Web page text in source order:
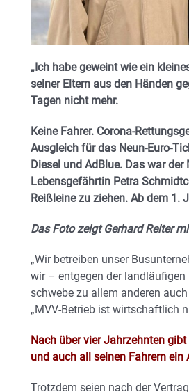
„Ich habe geweint wie ein
seiner Eltern aus den Händen
Tagen nicht mehr.
Keine Fahrer. Corona-
Ausgleich für das Neun-Euro-
Diesel und AdBlue. Das war
Lebensgefährtin Petra
Reißleine zu ziehen. Ab dem 1.
Das Foto zeigt Gerhard Reiter
„Wir betreiben unser
wir – entgegen der landläufigen
schwebe zu allem anderen
„MVV-Betrieb ist wirtschaftlich
Nach über vier Jahrzehnten
und auch all seinen Fahrern ein
Trotzdem seien nach der